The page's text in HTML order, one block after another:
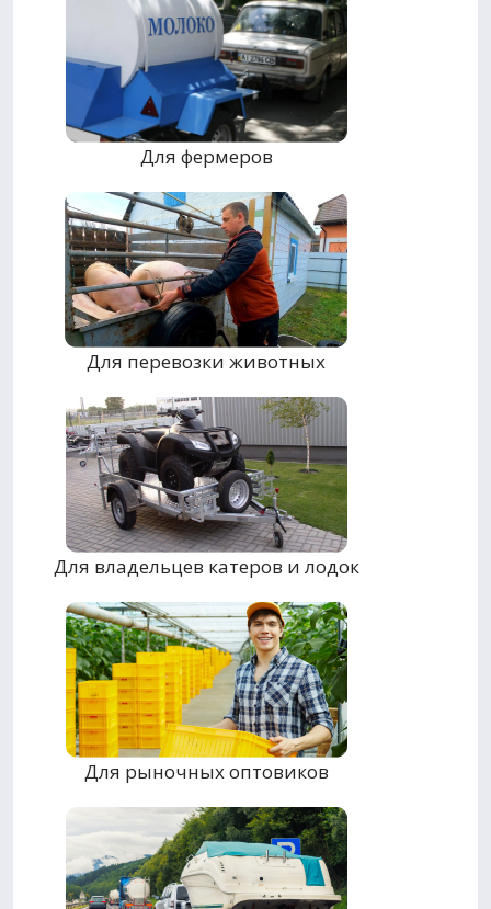
Для фермеров
Для перевозки животных
Для владельцев катеров и лодок
Для рыночных оптовиков